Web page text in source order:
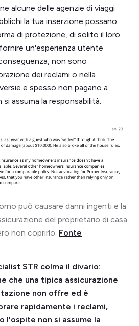
alcune delle agenzie di viaggi
la tua inserzione possano
di protezione, di solito il loro
un'esperienza utente
non sono
dei reclami o nella
e spesso non pagano a
assuma la responsabilità.
può causare danni ingenti e la
del proprietario di casa
non coprirlo. Fonte
STR colma il divario:
che una tipica assicurazione
non offre ed è
rapidamente i reclami,
l'ospite non si assume la